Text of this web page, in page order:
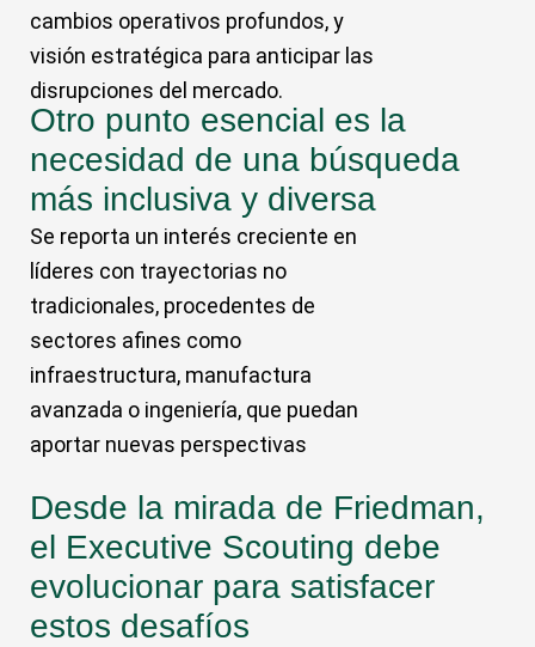
cambios operativos profundos, y
visión estratégica para anticipar las
disrupciones del mercado.
Otro punto esencial es la
necesidad de una búsqueda
más inclusiva y diversa
Se reporta un interés creciente en
líderes con trayectorias no
tradicionales, procedentes de
sectores afines como
infraestructura, manufactura
avanzada o ingeniería, que puedan
aportar nuevas perspectivas
Desde la mirada de Friedman,
el Executive Scouting debe
evolucionar para satisfacer
estos desafí­os